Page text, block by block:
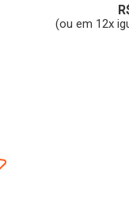
(ou em 12x